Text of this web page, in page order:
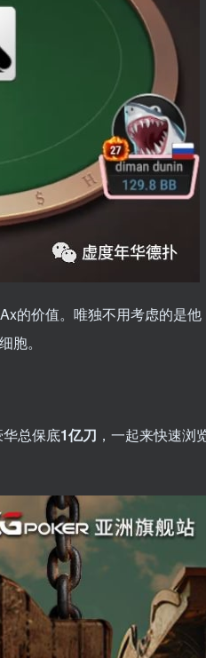
的价值。唯独不用考虑的是他
胞。
总保底1亿刀 ，一起来快速浏